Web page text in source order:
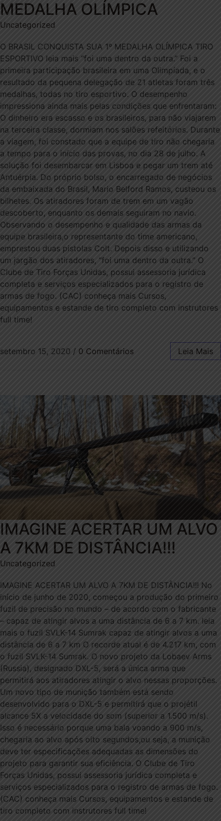
MEDALHA OLÍMPICA
Uncategorized
O BRASIL CONQUISTA SUA 1º MEDALHA OLÍMPICA TIRO
ESPORTIVO leia mais “foi uma dentro da outra.” Foi a
primeira participação brasileira em uma Olimpíada, e o
resultado da pequena delegação de 21 atletas foram três
medalhas, todas no tiro esportivo. O desempenho
impressiona ainda mais pelas condições que enfrentaram:
O dinheiro era escasso e os brasileiros, para não viajarem
na terceira classe, dormiam nos salões refeitórios. Durante
a viagem, foi constado que a equipe de tiro não chegaria
a tempo para o início das provas, no dia 28 de julho. A
solução foi desembarcar em Lisboa e pegar um trem até
Antuérpia. Do próprio bolso, o encarregado de negócios
da embaixada do Brasil, Mario Belford Ramos, custeou os
bilhetes. Os atiradores foram de trem em um vagão
descoberto, enquanto os demais seguiram no navio.
Observando o desempenho e qualidade das armas da
equipe brasileira,o representante do time americano,
emprestou duas pistolas Colt. Depois disso e utilizando
um jargão dos atiradores, “foi uma dentro da outra.” O
Clube de Tiro Forças Unidas, possui assessoria jurídica
completa e serviços especializados para o registro de
armas de fogo. (CAC) conheça mais Cursos,
equipamentos e estande de tiro completo com instrutores
full time!
setembro 15, 2020 / 0 Comentários Leia Mais
IMAGINE ACERTAR UM ALVO
A 7KM DE DISTÂNCIA!!!
Uncategorized
IMAGINE ACERTAR UM ALVO A 7KM DE DISTÂNCIA!!! No
início de junho de 2020, começou a produção do primeiro
fuzil de precisão no mundo – de acordo com o fabricante
– capaz de atingir alvos a uma distância de 6 a 7 km. leia
mais o fuzil SVLK-14 Sumrak capaz de atingir alvos a uma
distância de 6 a 7 km O recorde atual é de 4.217 km, com
o fuzil SVLK-14 Sumrak. O novo projeto da Lobaev Arms
(Russia), designado DXL-5, será a única arma que
permitirá aos atiradores atingir o alvo nessas proporções.
Um novo tipo de munição também está sendo
desenvolvido para o DXL-5 e permitirá que o projétil
alcance 5X a velocidade do som (superior a 1.500 m/s).
Isso é necessário porque uma bala voando a 900 m/s,
chegaria ao alvo após oito segundos,ou seja, a munição
deve ter especificações adequadas as dimensões do
projeto para garantir sua eficiência. O Clube de Tiro
Forças Unidas, possui assessoria jurídica completa e
serviços especializados para o registro de armas de fogo.
(CAC) conheça mais Cursos, equipamentos e estande de
tiro completo com instrutores full time!